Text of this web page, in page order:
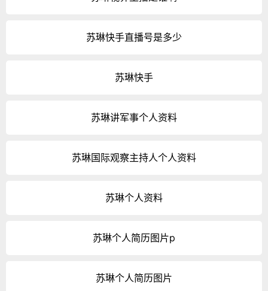
苏琳快手直播号是多少
苏琳快手
苏琳讲军事个人资料
苏琳国际观察主持人个人资料
苏琳个人资料
苏琳个人简历图片p
苏琳个人简历图片